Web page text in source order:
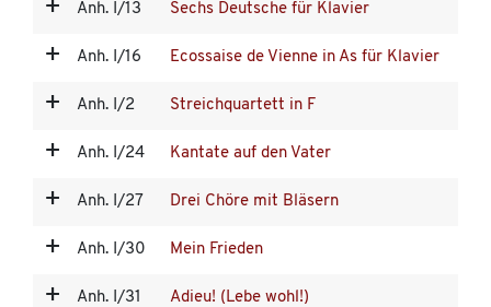
Anh. I/13 Sechs Deutsche für Klavier
Anh. I/16 Ecossaise de Vienne in As für Klavier
Anh. I/2 Streichquartett in F
Anh. I/24 Kantate auf den Vater
Anh. I/27 Drei Chöre mit Bläsern
Anh. I/30 Mein Frieden
Anh. I/31 Adieu! (Lebe wohl!)